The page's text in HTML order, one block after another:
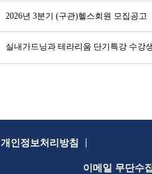
2026년 3분기 (구관)헬스회원 모집공고
실내가드닝과 테라리움 단기특강 수강
개인정보처리방침
이메일 무단수